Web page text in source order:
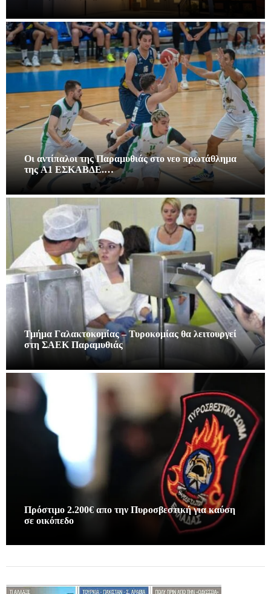
Οι αντίπαλοι της Παραμυθιάς στο νεο πρωτάθλημα
της A1 ΕΣΚΑΒΔΕ.…
Τμήμα Γαλακτοκομίας – Τυροκομίας θα λειτουργεί
στη ΣΑΕΚ Παραμυθιάς
Πρόστιμο 2.200€ απο την Πυροσβεστική για καύση
σε οικόπεδο